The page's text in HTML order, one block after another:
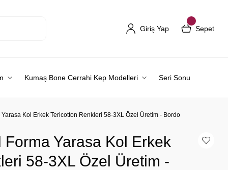
Giriş Yap Sepet
Kumaş Bone Cerrahi Kep Modelleri Seri Sonu
Kol Erkek Tericotton Renkleri 58-3XL Özel Üretim - Bordo
Forma Yarasa Kol Erkek
58-3XL Özel Üretim -